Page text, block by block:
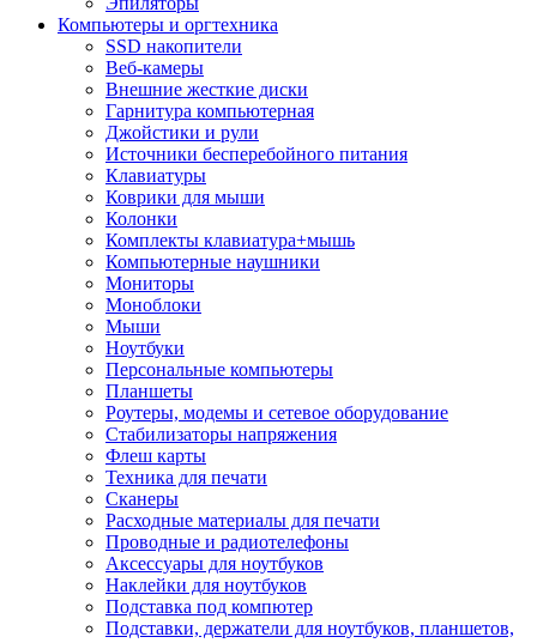
Компьютеры и оргтехника
SSD накопители
Веб-камеры
Внешние жесткие диски
Гарнитура компьютерная
Джойстики и рули
Источники бесперебойного питания
Клавиатуры
Коврики для мыши
Колонки
Комплекты клавиатура+мышь
Компьютерные наушники
Мониторы
Моноблоки
Мыши
Ноутбуки
Персональные компьютеры
Планшеты
Роутеры, модемы и сетевое оборудование
Стабилизаторы напряжения
Флеш карты
Техника для печати
Сканеры
Расходные материалы для печати
Проводные и радиотелефоны
Аксессуары для ноутбуков
Наклейки для ноутбуков
Подставка под компютер
Подставки, держатели для ноутбуков, планшетов,